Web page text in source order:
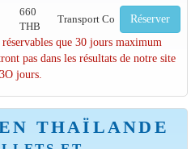
660
THB
Transport Co Réserver
que 30 jours maximum
pas dans les résultats de notre site
jours.
THAÏLANDE